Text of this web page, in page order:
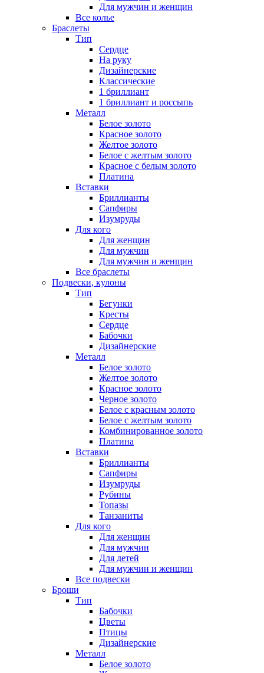
Для мужчин и женщин
Все колье
Браслеты
Тип
Сердце
На руку
Дизайнерские
Классические
1 бриллиант
1 бриллиант и россыпь
Металл
Белое золото
Красное золото
Желтое золото
Белое с желтым золото
Красное с белым золото
Платина
Вставки
Бриллианты
Сапфиры
Изумруды
Для кого
Для женщин
Для мужчин
Для мужчин и женщин
Все браслеты
Подвески, кулоны
Тип
Бегунки
Кресты
Сердце
Бабочки
Дизайнерские
Металл
Белое золото
Желтое золото
Красное золото
Черное золото
Белое с красным золото
Белое с желтым золото
Комбинированное золото
Платина
Вставки
Бриллианты
Сапфиры
Изумруды
Рубины
Топазы
Танзаниты
Для кого
Для женщин
Для мужчин
Для детей
Для мужчин и женщин
Все подвески
Броши
Тип
Бабочки
Цветы
Птицы
Дизайнерские
Металл
Белое золото